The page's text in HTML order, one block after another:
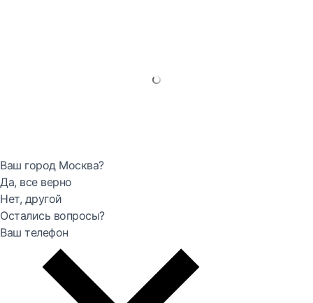
Ваш город Москва?
Да, все верно
Нет, другой
Остались вопросы?
Ваш телефон